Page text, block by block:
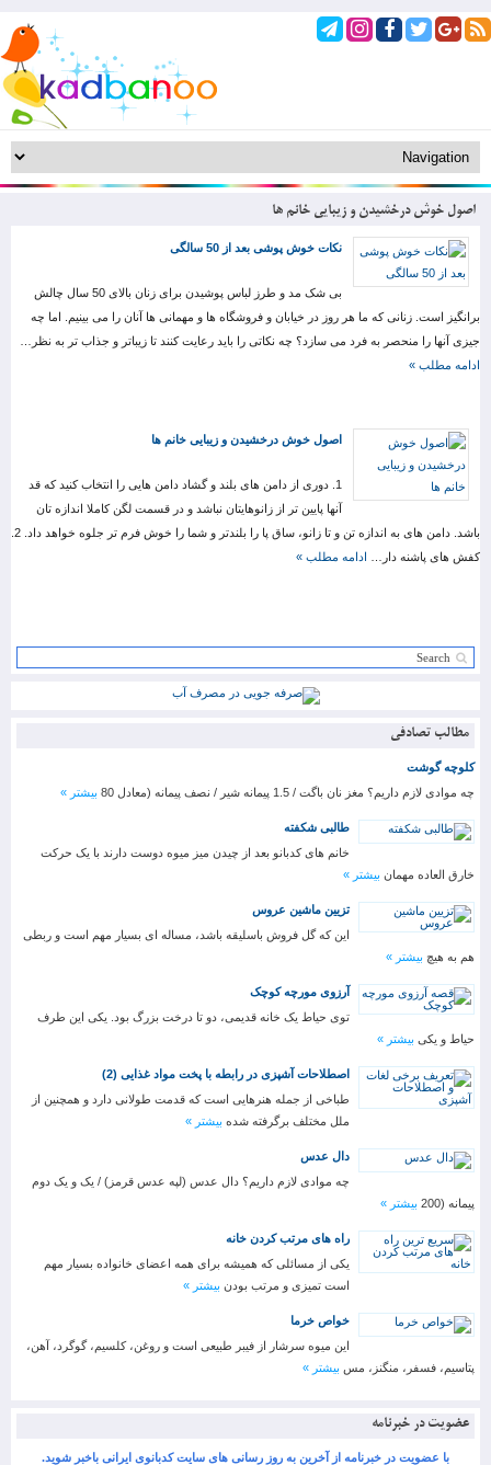
اصول خوش درخشیدن و زیبایی خانم ها
نکات خوش پوشی بعد از 50 سالگی
بی شک مد و طرز لباس پوشیدن برای زنان بالای 50 سال چالش
برانگیز است. زنانی که ما هر روز در خیابان و فروشگاه ها و مهمانی ها آنان را می بینیم. اما چه
جیزی آنها را منحصر به فرد می سازد؟ چه نکاتی را باید رعایت کنند تا زیباتر و جذاب تر به نظر…
ادامه مطلب »
اصول خوش درخشیدن و زیبایی خانم ها
1. دوری از دامن های بلند و گشاد دامن هایی را انتخاب کنید که قد
آنها پایین تر از زانوهایتان نباشد و در قسمت لگن کاملا اندازه تان
کفش های پاشنه دار… ادامه مطلب »
مطالب تصادفی
کلوچه گوشت
چه موادی لازم داریم؟ مغز نان باگت / 1.5 پیمانه شیر / نصف پیمانه (معادل 80
بیشتر »
طالبی شکفته
خانم های کدبانو بعد از چیدن میز میوه دوست دارند با یک حرکت
خارق العاده مهمان بیشتر »
تزیین ماشین عروس
این که گل فروش باسلیقه باشد، مساله ای بسیار مهم است و ربطی
هم به هیچ بیشتر »
آرزوی مورچه کوچک
توی حیاط یک خانه قدیمی، دو تا درخت بزرگ بود. یکی این طرف
حیاط و یکی بیشتر »
اصطلاحات آشپزی در رابطه با پخت مواد غذایی (2)
طباخی از جمله هنرهایی است که قدمت طولانی دارد و همچنین از
ملل مختلف برگرفته شده بیشتر »
دال عدس
چه موادی لازم داریم؟ دال عدس (لپه عدس قرمز) / یک و یک دوم
پیمانه (200
بیشتر »
راه های مرتب کردن خانه
یکی از مسائلی که همیشه برای همه اعضای خانواده بسیار مهم
است تمیزی و مرتب بودن بیشتر »
خواص خرما
این میوه سرشار از فیبر طبیعی است و روغن، کلسیم، گوگرد، آهن،
پتاسیم، فسفر، منگنز، مس بیشتر »
عضویت در خبرنامه
با عضویت در خبرنامه از آخرین به روز رسانی های سایت کدبانوی ایرانی باخبر شوید.